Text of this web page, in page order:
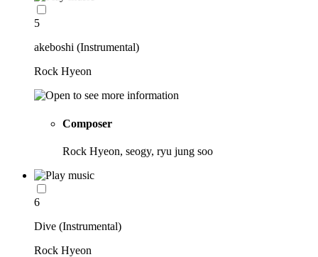
5
akeboshi (Instrumental)
Rock Hyeon
Composer
Rock Hyeon, seogy, ryu jung soo
6
Dive (Instrumental)
Rock Hyeon